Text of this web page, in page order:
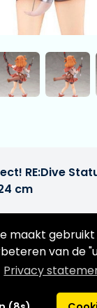
maakt
van de
Privacy
RE:Dive
cm